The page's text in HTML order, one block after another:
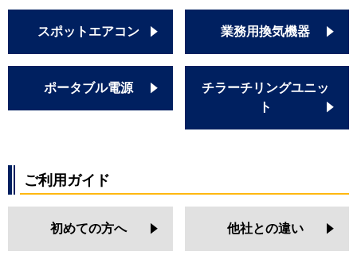
スポットエアコン 業務用換気機器
ポータブル電源
チラーチリングユニッ
ト
ご利用ガイド
初めての方へ 他社との違い